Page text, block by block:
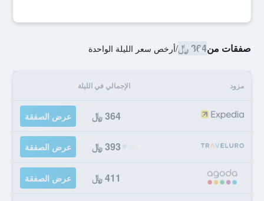
صفقات من364 ﷼ /أرخص سعر الليلة الواحدة
مزود الإجمالي في الليلة
364 ﷼ عرض الصفقة
393 ﷼ عرض الصفقة
411 ﷼ عرض الصفقة